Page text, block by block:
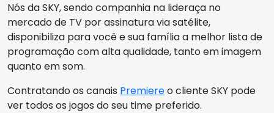
Nós da SKY, sendo companhia na lideraça no
mercado de TV por assinatura via satélite,
disponibiliza para você e sua família a melhor lista de
programação com alta qualidade, tanto em imagem
quanto em som.
Contratando os canais Premiereo cliente SKY pode
ver todos os jogos do seu time preferido.